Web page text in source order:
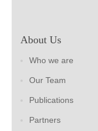
About Us
Who we are
Our Team
Publications
Partners